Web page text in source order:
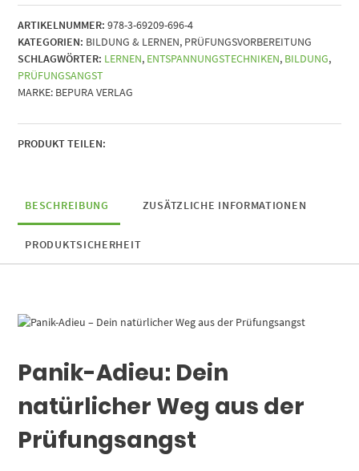
Dein
natürlicher
Weg
aus
der
Prüfungsangst
Soforthilfe
garantiert
ARTIKELNUMMER: 978-3-69209-696-4
KATEGORIEN: BILDUNG & LERNEN, PRÜFUNGSVORBEREITUNG
SCHLAGWÖRTER: LERNEN, ENTSPANNUNGSTECHNIKEN, BILDUNG,
PRÜFUNGSANGST
MARKE: BEPURA VERLAG
PRODUKT TEILEN:
BESCHREIBUNG ZUSÄTZLICHE INFORMATIONEN
PRODUKTSICHERHEIT
Panik-Adieu: Dein
natürlicher Weg aus der
Prüfungsangst